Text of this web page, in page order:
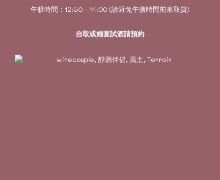
午膳時間：12:50 - 14:00 (請避免午膳時間前來取貨)
自取或婚宴試酒請預約